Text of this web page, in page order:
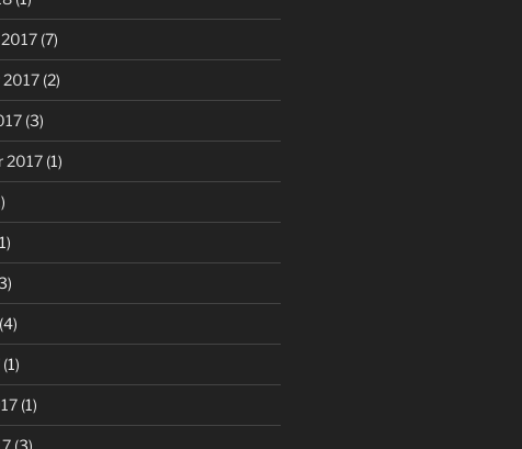
(7)
(2)
(3)
2017(1)
(1)
(1)
(3)